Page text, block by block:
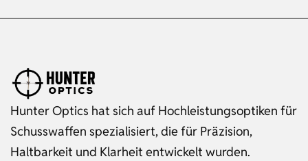
Hunter Optics hat sich auf Hochleistungsoptiken für
Schusswaffen spezialisiert, die für Präzision,
Haltbarkeit und Klarheit entwickelt wurden.